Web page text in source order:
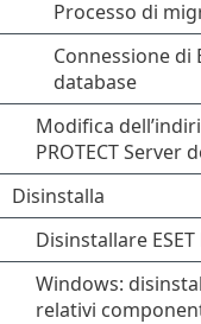
Processo di
Connessione di
database
Modifica
PROTECT Server
Disinstalla
Disinstallare
Windows:
relativi